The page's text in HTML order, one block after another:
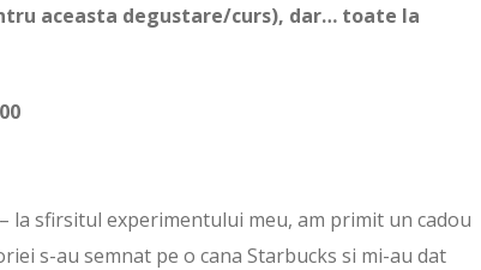
aceasta degustare/curs), dar… toate la
la sfirsitul experimentului meu, am primit un cadou
s-au semnat pe o cana Starbucks si mi-au dat